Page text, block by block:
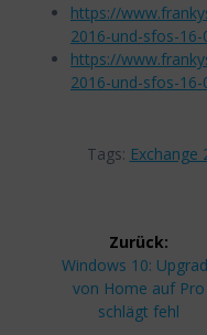
https://
2016-und-sfos-
https://
2016-und-sfos-
Tags: Exchange
Zurück:
Vorheriger
Beitrag:
Windows 10:
von Home auf Pro
schlägt fehl